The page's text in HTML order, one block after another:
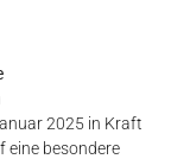
2025 in Kraft
eine besondere